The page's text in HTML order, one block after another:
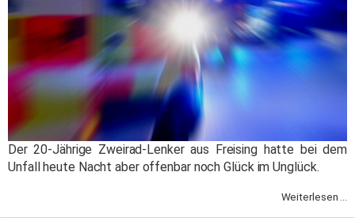
Der 20-Jährige Zweirad-Lenker aus Freising hatte bei dem
Unfall heute Nacht aber offenbar noch Glück im Unglück.
Weiterlesen ...